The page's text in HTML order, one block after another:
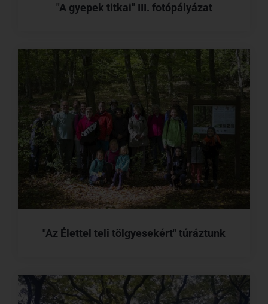
"A gyepek titkai" III. fotópályázat
"Az Élettel teli tölgyesekért" túráztunk